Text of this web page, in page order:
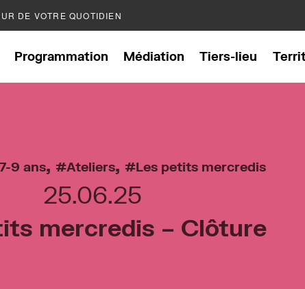
DE VOTRE QUOTIDIEN
Programmation Médiation Tiers-lieu
9 ans, Ateliers, Les petits mercredis
25.06.25
mercredis – Clôture